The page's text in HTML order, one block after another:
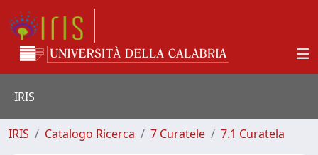
IRIS
IRIS Catalogo Ricerca 7 Curatele 7.1 Curatela